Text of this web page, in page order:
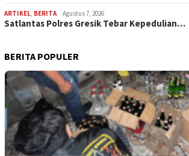
ARTIKEL, BERITA Agustus 7, 2026
Satlantas Polres Gresik Tebar Kepedulian…
BERITA POPULER